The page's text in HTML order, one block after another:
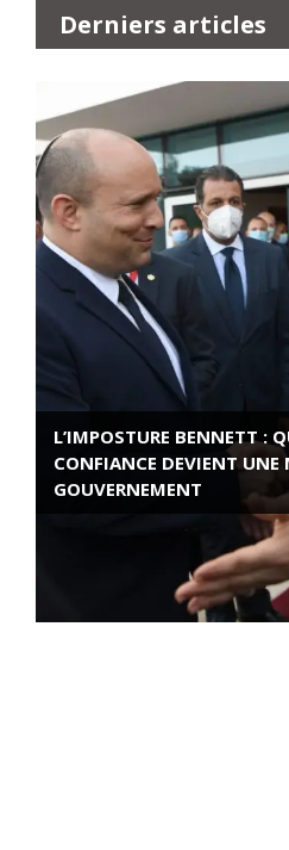
Derniers articles
L’IMPOSTURE BENNETT :
CONFIANCE DEVIENT UNE
GOUVERNEMENT
ROSE VALLAND, HEROÏNE